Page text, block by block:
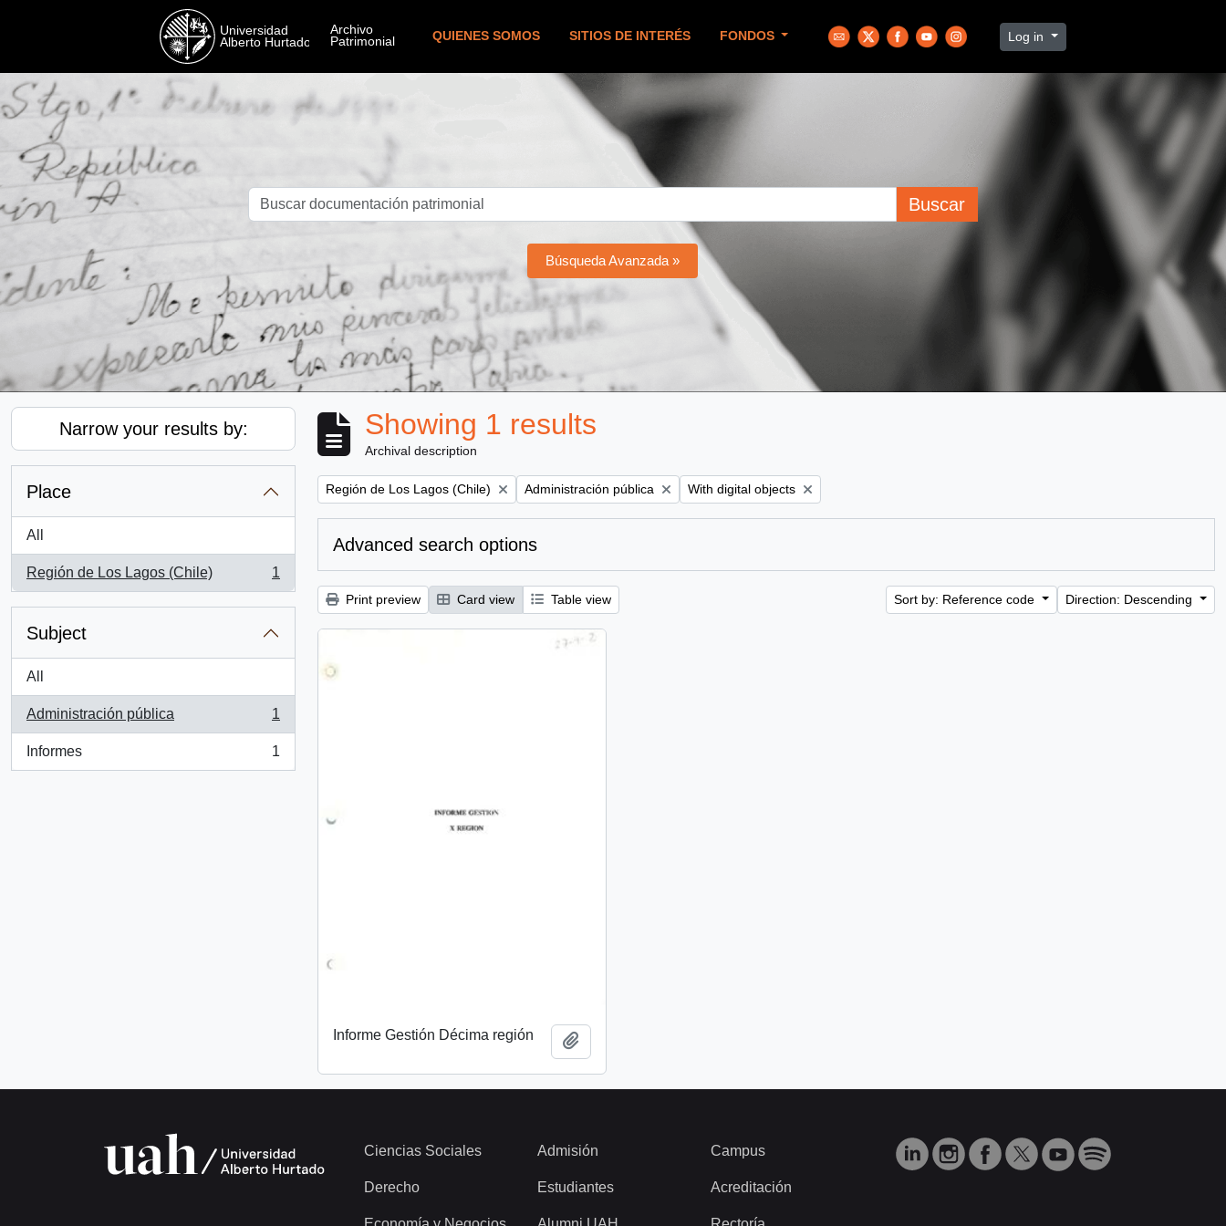
QUIENES SOMOS SITIOS DE INTERÉS FONDOS Log in
Buscar
Búsqueda Avanzada »
Narrow your results by:
Place
All
Región de Los Lagos (Chile)
, 1 results
1
Subject
All
Administración pública
, 1 results
1
Informes
, 1 results
1
Showing 1 results
Archival description
Remove filter:
Región de Los Lagos (Chile) Remove filter:
Administración pública Remove filter:
With digital objects
Advanced search options
Print preview Card view Table view Sort by: Reference code Direction: Descending
Informe Gestión Décima región
Ciencias Sociales
Derecho
Admisión
Estudiantes
Campus
Acreditación